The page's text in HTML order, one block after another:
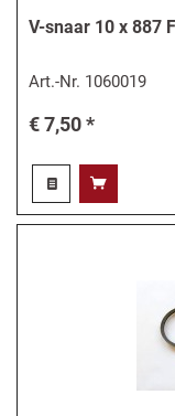
V-snaar 10 x 887
Art.-Nr. 1060019
€ 7,50 *